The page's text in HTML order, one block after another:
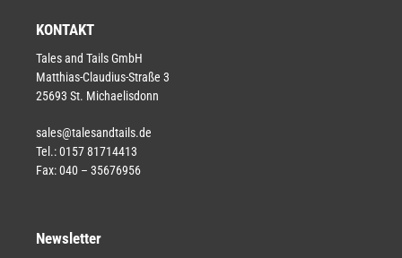
KONTAKT
Tales and Tails GmbH
Matthias-Claudius-Straße 3
25693 St. Michaelisdonn
sales@talesandtails.de
Tel.: 0157 81714413
Fax: 040 – 35676956
Newsletter